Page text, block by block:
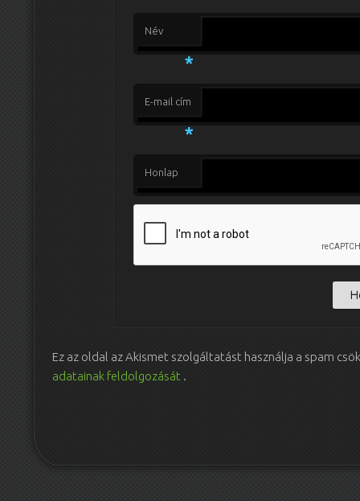
Név
*
E-mail cím
*
Honlap
Ez az oldal az Akismet szolgáltatást használja a spam
adatainak feldolgozását .